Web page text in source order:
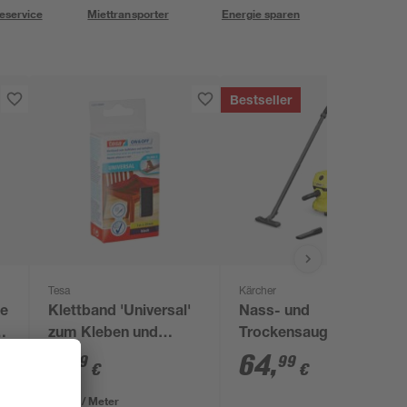
Miettransporter Energie sparen
Tesa
Klettband 'Universal'
zum Kleben und
Nähen 100 x 2 cm
59 €
7,59 € / Meter
Bestseller
Kärcher
Nass- und
Trockensauger 'WD 2
Plus V-12/4/18/C'
64,99 €